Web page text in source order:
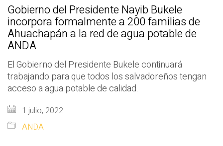
Gobierno del Presidente Nayib Bukele
incorpora formalmente a 200 familias de
Ahuachapán a la red de agua potable de
ANDA
El Gobierno del Presidente Bukele continuará
trabajando para que todos los salvadoreños tengan
acceso a agua potable de calidad.
1 julio, 2022
ANDA